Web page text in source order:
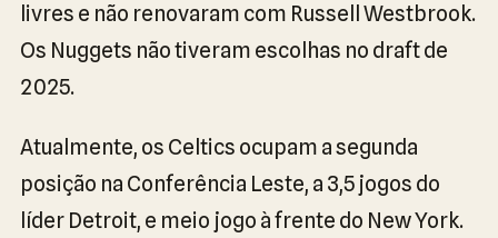
livres e não renovaram com Russell Westbrook.
Os Nuggets não tiveram escolhas no draft de
2025.
Atualmente, os Celtics ocupam a segunda
posição na Conferência Leste, a 3,5 jogos do
líder Detroit, e meio jogo à frente do New York.